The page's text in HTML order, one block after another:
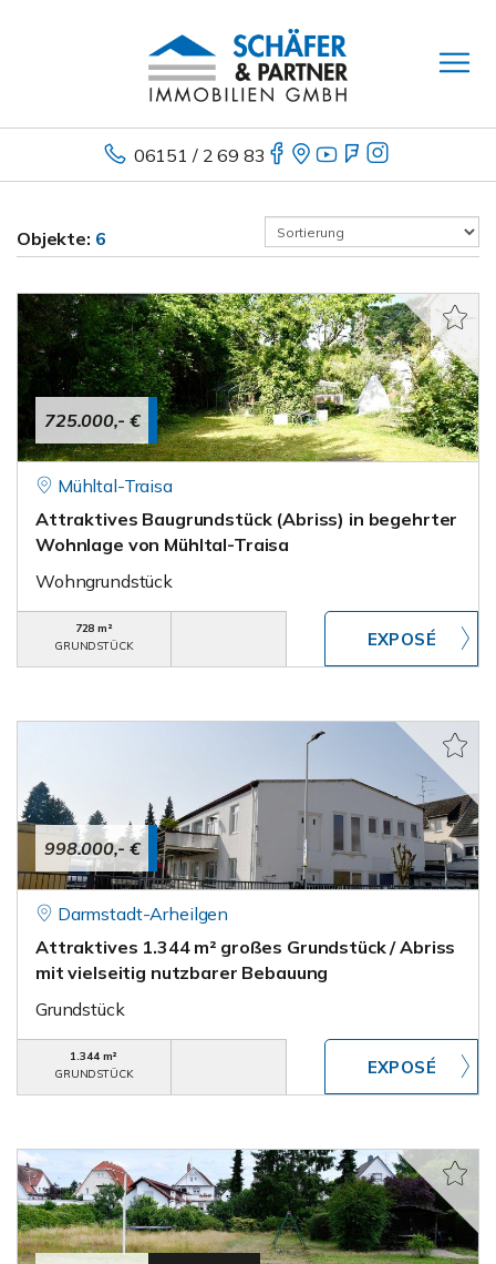
06151 / 2 69 83
Objekte: 6
725.000,- €
Mühltal-Traisa
Attraktives Baugrundstück (Abriss) in begehrter
Wohnlage von Mühltal-Traisa
Wohngrundstück
728 m²
GRUNDSTÜCK
998.000,- €
Darmstadt-Arheilgen
Attraktives 1.344 m² großes Grundstück / Abriss
mit vielseitig nutzbarer Bebauung
Grundstück
1.344 m²
GRUNDSTÜCK